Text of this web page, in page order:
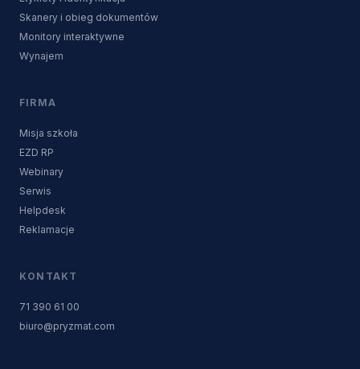
Skanery i obieg dokumentów
Monitory interaktywne
Wynajem
FIRMA
Misja szkoła
EZD RP
Webinary
Serwis
Helpdesk
Reklamacje
KONTAKT
71 390 61 00
biuro@pryzmat.com